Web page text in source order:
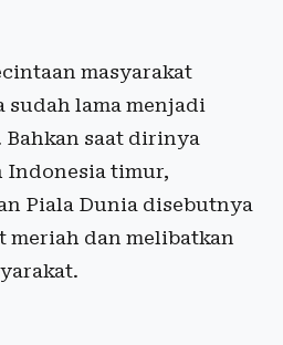
masyarakat
sudah lama menjadi
saat dirinya
Indonesia timur,
Piala Dunia disebutnya
meriah dan melibatkan